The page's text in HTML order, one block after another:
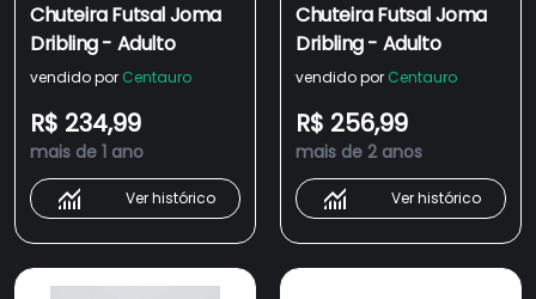
Chuteira Futsal Joma
Dribling - Adulto
vendido por Centauro
R$ 234,99
mais de 1 ano
Ver histórico
Chuteira Futsal Joma
Dribling - Adulto
vendido por Centauro
R$ 256,99
mais de 2 anos
Ver histórico